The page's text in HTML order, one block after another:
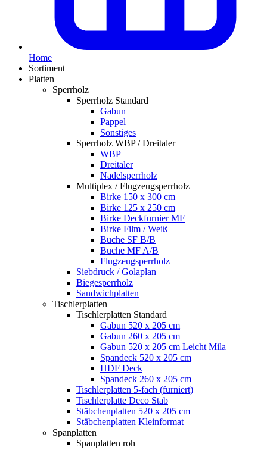
Home
Sortiment
Platten
Sperrholz
Sperrholz Standard
Gabun
Pappel
Sonstiges
Sperrholz WBP / Dreitaler
WBP
Dreitaler
Nadelsperrholz
Multiplex / Flugzeugsperrholz
Birke 150 x 300 cm
Birke 125 x 250 cm
Birke Deckfurnier MF
Birke Film / Weiß
Buche SF B/B
Buche MF A/B
Flugzeugsperrholz
Siebdruck / Golaplan
Biegesperrholz
Sandwichplatten
Tischlerplatten
Tischlerplatten Standard
Gabun 520 x 205 cm
Gabun 260 x 205 cm
Gabun 520 x 205 cm Leicht Mila
Spandeck 520 x 205 cm
HDF Deck
Spandeck 260 x 205 cm
Tischlerplatten 5-fach (furniert)
Tischlerplatte Deco Stab
Stäbchenplatten 520 x 205 cm
Stäbchenplatten Kleinformat
Spanplatten
Spanplatten roh